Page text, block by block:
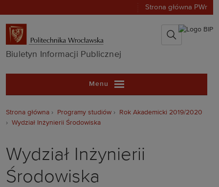
Strona główna PWr
Biuletyn
Biuletyn Informacji Publicznej
Menu
Strona główna Programy studiów
Rok Akademicki 2019/2020
Wydział Inżynierii Środowiska
Wydział Inżynierii
Środowiska